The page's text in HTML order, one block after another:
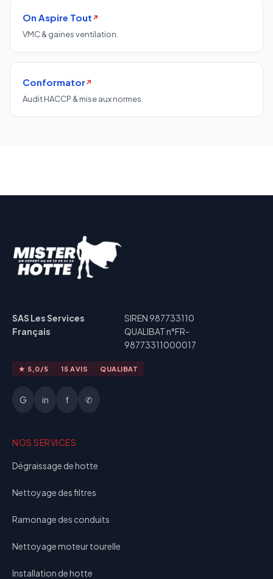
On Aspire Tout ↗
VMC & gaines ventilation.
Conformator↗
Audit HACCP & mise aux normes.
SAS Les Services
Français
SIREN 987733110
QUALIBAT n°FR-
98773311000017
★ 5,0/5 15 AVIS QUALIBAT
G in f ✆
NOS SERVICES
Dégraissage de hotte
Nettoyage des filtres
Ramonage des conduits
Nettoyage moteur tourelle
Installation de hotte